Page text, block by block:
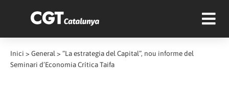
Inici > General > “La estrategia del Capital”, nou informe del
Seminari d’Economia Crítica Taifa